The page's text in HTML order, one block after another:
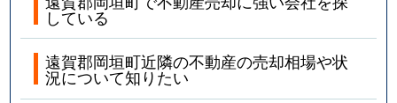
している
遠賀郡岡垣町近隣の不動産の売却相場や状
況について知りたい